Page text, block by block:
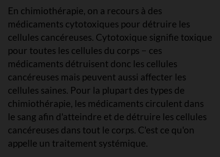
En chimiothérapie, on a recours à des
médicaments cytotoxiques pour détruire les
cellules cancéreuses. Cytotoxique signifie toxique
pour toutes les cellules du corps − ces
médicaments détruisent donc les cellules
cancéreuses mais peuvent aussi affecter les
cellules saines. Pour la plupart des types de
chimiothérapie, les médicaments circulent dans
le sang afin d'atteindre et de détruire les cellules
cancéreuses dans tout le corps. C'est ce qu'on
appelle un traitement systémique.